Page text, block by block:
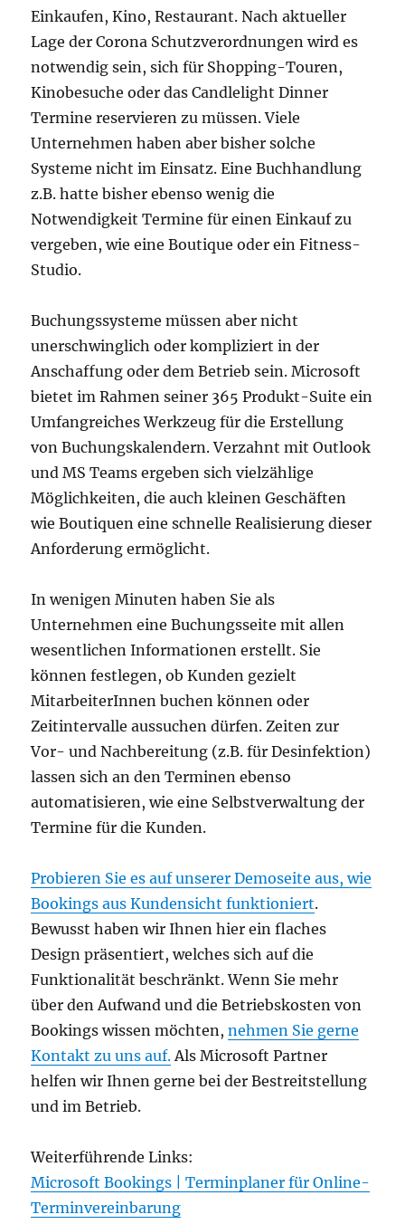
Einkaufen, Kino, Restaurant. Nach aktueller
Lage der Corona Schutzverordnungen wird es
notwendig sein, sich für Shopping-Touren,
Kinobesuche oder das Candlelight Dinner
Termine reservieren zu müssen. Viele
Unternehmen haben aber bisher solche
Systeme nicht im Einsatz. Eine Buchhandlung
z.B. hatte bisher ebenso wenig die
Notwendigkeit Termine für einen Einkauf zu
vergeben, wie eine Boutique oder ein Fitness-
Studio.
Buchungssysteme müssen aber nicht
unerschwinglich oder kompliziert in der
Anschaffung oder dem Betrieb sein. Microsoft
bietet im Rahmen seiner 365 Produkt-Suite ein
Umfangreiches Werkzeug für die Erstellung
von Buchungskalendern. Verzahnt mit Outlook
und MS Teams ergeben sich vielzählige
Möglichkeiten, die auch kleinen Geschäften
wie Boutiquen eine schnelle Realisierung dieser
Anforderung ermöglicht.
In wenigen Minuten haben Sie als
Unternehmen eine Buchungsseite mit allen
wesentlichen Informationen erstellt. Sie
können festlegen, ob Kunden gezielt
MitarbeiterInnen buchen können oder
Zeitintervalle aussuchen dürfen. Zeiten zur
Vor- und Nachbereitung (z.B. für Desinfektion)
lassen sich an den Terminen ebenso
automatisieren, wie eine Selbstverwaltung der
Termine für die Kunden.
Probieren Sie es auf unserer Demoseite aus, wie
Bookings aus Kundensicht funktioniert.
Bewusst haben wir Ihnen hier ein flaches
Design präsentiert, welches sich auf die
Funktionalität beschränkt. Wenn Sie mehr
über den Aufwand und die Betriebskosten von
Bookings wissen möchten,nehmen Sie gerne
Kontakt zu uns auf. Als Microsoft Partner
helfen wir Ihnen gerne bei der Bestreitstellung
und im Betrieb.
Weiterführende Links:
Microsoft Bookings | Terminplaner für Online-
Terminvereinbarung